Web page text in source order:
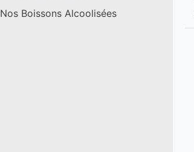
Nos Boissons Alcoolisées